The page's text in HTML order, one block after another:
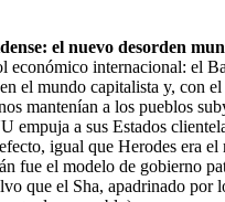
el nuevo desorden
económico internacional: el
el mundo capitalista y, con
mantenían a los pueblos
empuja a sus Estados
igual que Herodes era
fue el modelo de gobierno
que el Sha, apadrinado por